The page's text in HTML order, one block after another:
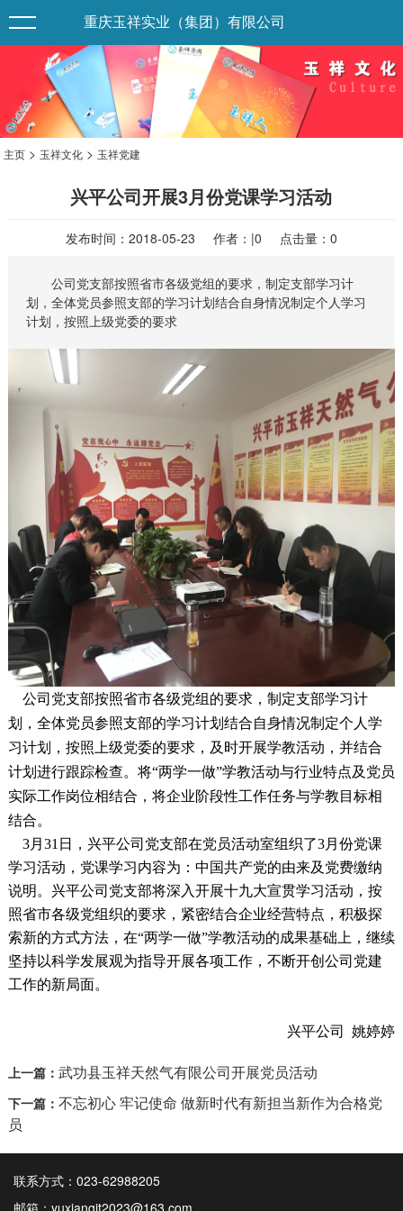
重庆玉祥实业（集团）有限公司
主页 > 玉祥文化 > 玉祥党建
兴平公司开展3月份党课学习活动
发布时间：2018-05-23 作者：|0 点击量： 0
公司党支部按照省市各级党组的要求，制定支部学习计
划，全体党员参照支部的学习计划结合自身情况制定个人学习
计划，按照上级党委的要求
公司党支部按照省市各级党组的要求，制定支部学习计
划，全体党员参照支部的学习计划结合自身情况制定个人学
习计划，按照上级党委的要求，及时开展学教活动，并结合
计划进行跟踪检查。将“两学一做”学教活动与行业特点及党员
实际工作岗位相结合，将企业阶段性工作任务与学教目标相
结合。
3月31日，兴平公司党支部在党员活动室组织了3月份党课
学习活动，党课学习内容为：中国共产党的由来及党费缴纳
说明。兴平公司党支部将深入开展十九大宣贯学习活动，按
照省市各级党组织的要求，紧密结合企业经营特点，积极探
索新的方式方法，在“两学一做”学教活动的成果基础上，继续
坚持以科学发展观为指导开展各项工作，不断开创公司党建
工作的新局面。
兴平公司 姚婷婷
上一篇： 武功县玉祥天然气有限公司开展党员活动
下一篇： 不忘初心 牢记使命 做新时代有新担当新作为合格党
员
联系方式：023-62988205
邮箱：yuxiangjt2023@163.com